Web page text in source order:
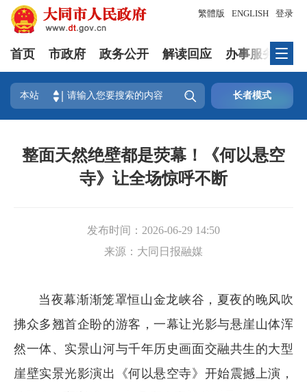
登录
繁體版 ENGLISH
首页 市政府 政务公开 解读回应 办事服务
本站  长者模式
整面天然绝壁都是荧幕！《何以悬空
寺》让全场惊呼不断
发布时间： 2026-06-29 14:50
来源： 大同日报融媒
当夜幕渐渐笼罩恒山金龙峡谷，夏夜的晚风吹
拂众多翘首企盼的游客，一幕让光影与悬崖山体浑
然一体、实景山河与千年历史画面交融共生的大型
崖壁实景光影演出《何以悬空寺》开始震撼上演，